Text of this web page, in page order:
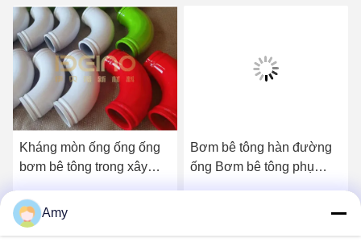
Kháng mòn ống ống ống
bơm bê tông trong xây
Nói Chuyện Ngay.
Bơm bê tông hàn đường
ống Bơm bê tông phụ
Amy